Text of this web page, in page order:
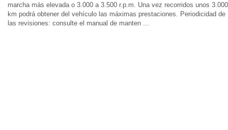
marcha más elevada o 3.000 a 3.500 r.p.m. Una vez recorridos unos 3.000
km podrá obtener del vehículo las máximas prestaciones. Periodicidad de
las revisiones: consulte el manual de manten ...